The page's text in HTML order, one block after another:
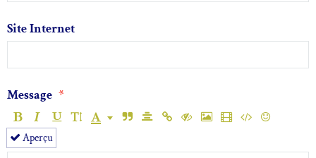
Site Internet
Message
Aperçu